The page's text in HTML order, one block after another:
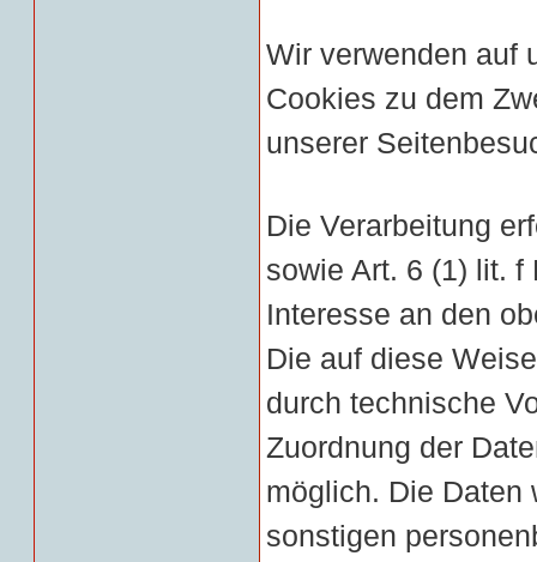
Wir verwenden auf
Cookies zu dem
unserer
Die Verarbeitung
sowie Art. 6 (1) lit. f
Interesse an den
Die auf diese
durch technische
Zuordnung der
möglich. Die Daten
sonstigen